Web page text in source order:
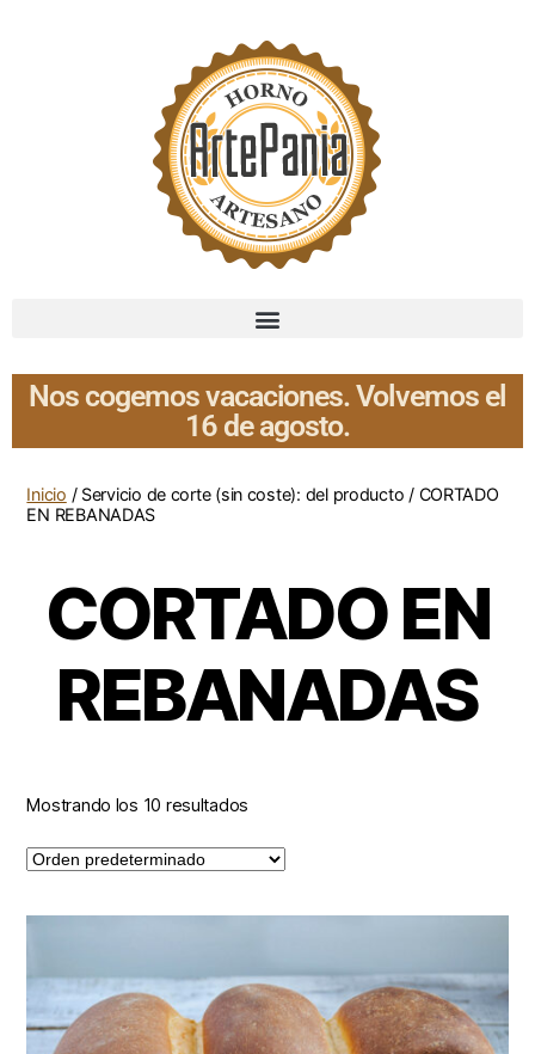
Nos cogemos vacaciones. Volvemos el
16 de agosto.
Inicio / Servicio de corte (sin coste): del producto / CORTADO
EN REBANADAS
CORTADO EN
REBANADAS
Mostrando los 10 resultados